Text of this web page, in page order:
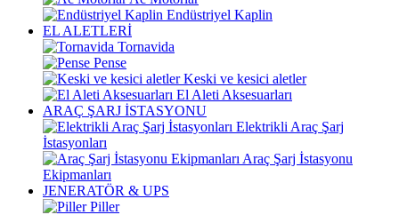
Endüstriyel Kaplin
EL ALETLERİ
Tornavida
Pense
Keski ve kesici aletler
El Aleti Aksesuarları
ARAÇ ŞARJ İSTASYONU
Elektrikli Araç Şarj
İstasyonları
Araç Şarj İstasyonu
Ekipmanları
JENERATÖR & UPS
Piller